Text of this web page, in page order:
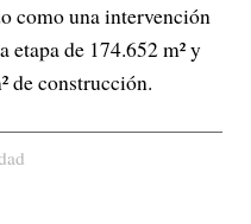
como una intervención
etapa de 174.652 m² y
de construcción.